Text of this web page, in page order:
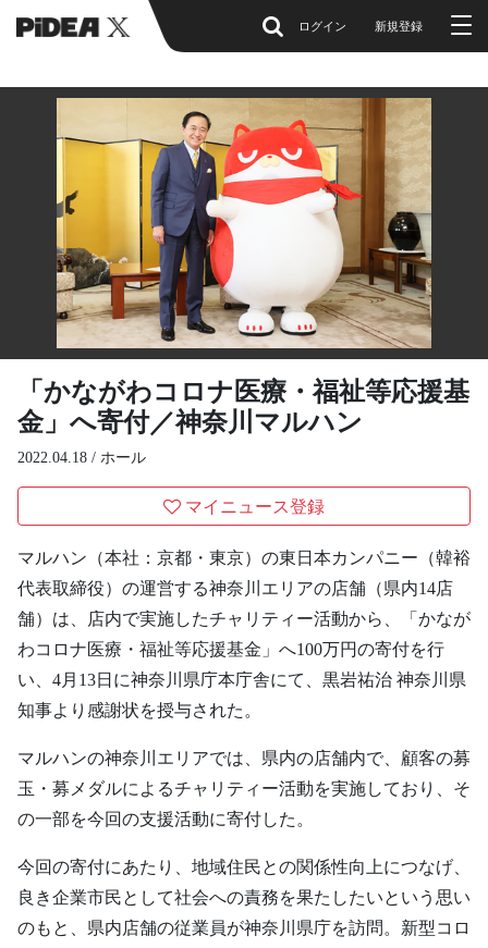
ログイン 新規登録
「かながわコロナ医療・福祉等応援基
金」へ寄付／神奈川マルハン
2022.04.18 / ホール
マイニュース登録
マルハン（本社：京都・東京）の東日本カンパニー（韓裕
代表取締役）の運営する神奈川エリアの店舗（県内14店
舗）は、店内で実施したチャリティー活動から、「かなが
わコロナ医療・福祉等応援基金」へ100万円の寄付を行
い、4月13日に神奈川県庁本庁舎にて、黒岩祐治 神奈川県
知事より感謝状を授与された。
マルハンの神奈川エリアでは、県内の店舗内で、顧客の募
玉・募メダルによるチャリティー活動を実施しており、そ
の一部を今回の支援活動に寄付した。
今回の寄付にあたり、地域住民との関係性向上につなげ、
良き企業市民として社会への責務を果たしたいという思い
のもと、県内店舗の従業員が神奈川県庁を訪問。新型コロ